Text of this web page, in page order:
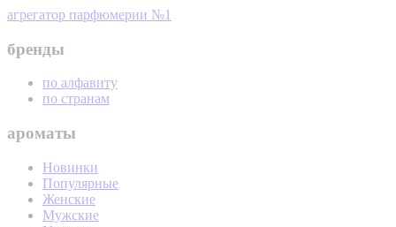
агрегатор парфюмерии №1
бренды
по алфавиту
по странам
ароматы
Новинки
Популярные
Женские
Мужские